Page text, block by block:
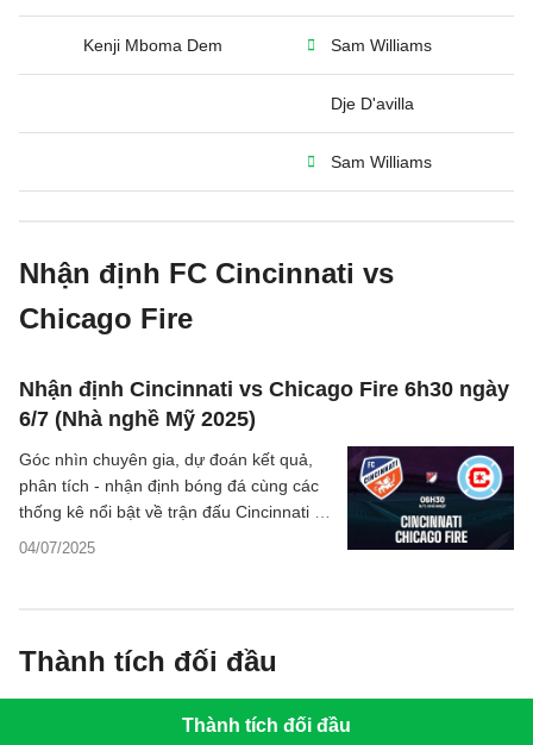
Kenji Mboma Dem Sam Williams
Dje D'avilla
Sam Williams
Nhận định FC Cincinnati vs
Chicago Fire
Nhận định Cincinnati vs Chicago Fire 6h30 ngày
6/7 (Nhà nghề Mỹ 2025)
04/07/2025
Góc nhìn chuyên gia, dự đoán kết quả,
phân tích - nhận định bóng đá cùng các
thống kê nổi bật về trận đấu Cincinnati vs
Chicago Fire thuộc giải Nhà nghề Mỹ
Thành tích đối đầu
Thành tích đối đầu